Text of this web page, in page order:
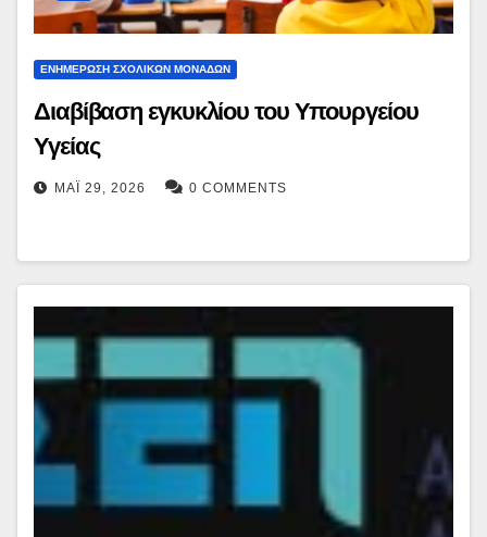
ΕΝΗΜΕΡΩΣΗ ΣΧΟΛΙΚΩΝ ΜΟΝΑΔΩΝ
Διαβίβαση εγκυκλίου του Υπουργείου
Υγείας
ΜΆΙ 29, 2026 0 COMMENTS